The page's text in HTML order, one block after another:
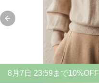
Previous slide
8 月 7 日 23:59まで10%OFF